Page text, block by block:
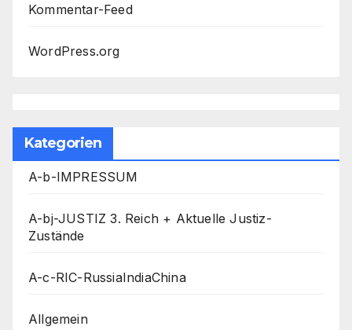
Kommentar-Feed
WordPress.org
Kategorien
A-b-IMPRESSUM
A-bj-JUSTIZ 3. Reich + Aktuelle Justiz-
Zustände
A-c-RIC-RussiaIndiaChina
Allgemein